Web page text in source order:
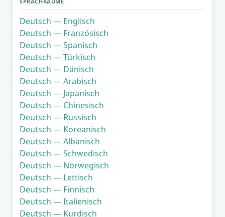
Deutsch — Englisch
Deutsch — Französisch
Deutsch — Spanisch
Deutsch — Türkisch
Deutsch — Dänisch
Deutsch — Arabisch
Deutsch — Japanisch
Deutsch — Chinesisch
Deutsch — Russisch
Deutsch — Koreanisch
Deutsch — Albanisch
Deutsch — Schwedisch
Deutsch — Norwegisch
Deutsch — Lettisch
Deutsch — Finnisch
Deutsch — Italienisch
Deutsch — Kurdisch